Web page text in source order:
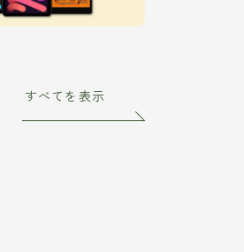
すべてを表示